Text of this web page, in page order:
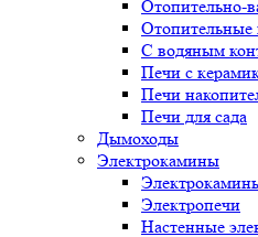
Отопительно-
Отопительные
С водяным
Печи с
Печи
Печи для сада
Дымоходы
Электрокамины
Электропечи
Настенные